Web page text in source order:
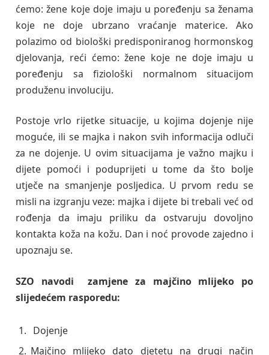
ćemo: žene koje doje imaju u poređenju sa ženama
koje ne doje ubrzano vraćanje materice. Ako
polazimo od biološki predisponiranog hormonskog
djelovanja, reći ćemo: žene koje ne doje imaju u
poređenju sa fiziološki normalnom situacijom
produženu involuciju.
Postoje vrlo rijetke situacije, u kojima dojenje nije
moguće, ili se majka i nakon svih informacija odluči
za ne dojenje. U ovim situacijama je važno majku i
dijete pomoći i poduprijeti u tome da što bolje
utječe na smanjenje posljedica. U prvom redu se
misli na izgranju veze: majka i dijete bi trebali već od
rođenja da imaju priliku da ostvaruju dovoljno
kontakta koža na kožu. Dan i noć provode zajedno i
upoznaju se.
SZO navodi zamjene za majčino mlijeko po
slijedećem rasporedu:
Dojenje
Majčino mlijeko dato djetetu na drugi način